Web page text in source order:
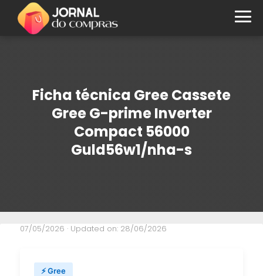
Ficha técnica Gree Cassete
Gree G-prime Inverter
Compact 56000
Guld56w1/nha-s
07/05/2026 · Updated on: 28/06/2026
⚡ Gree